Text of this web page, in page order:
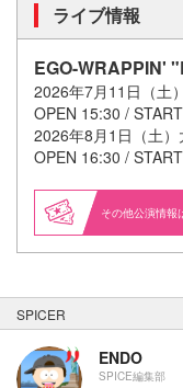
ライブ情報
EGO-WRAPPIN'
2026年7月11日（土
OPEN 15:30 /
2026年8月1日（土
OPEN 16:30 /
その他公演情報
SPICER
ENDO
SPICE編集部